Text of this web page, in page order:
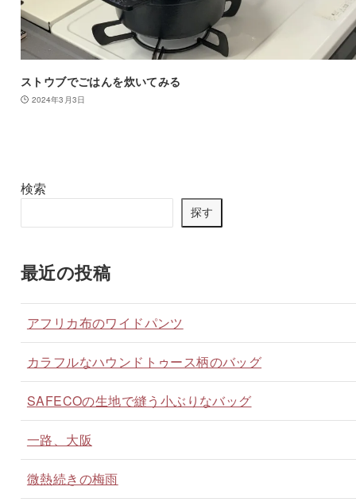
ストウブでごはんを炊いてみる
2024年3月3日
検索
探す
最近の投稿
アフリカ布のワイドパンツ
カラフルなハウンドトゥース柄のバッグ
SAFECOの生地で縫う小ぶりなバッグ
一路、大阪
微熱続きの梅雨